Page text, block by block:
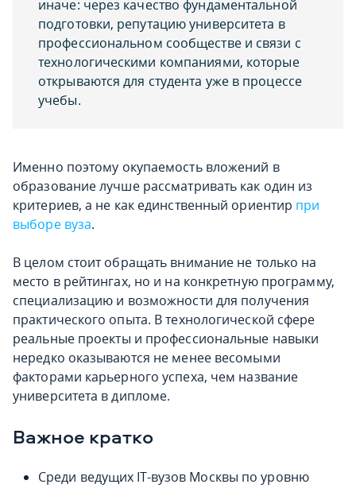
иначе: через качество фундаментальной
подготовки, репутацию университета в
профессиональном сообществе и связи с
технологическими компаниями, которые
открываются для студента уже в процессе
учебы.
Именно поэтому окупаемость вложений в
образование лучше рассматривать как один из
критериев, а не как единственный ориентир при
выборе вуза.
В целом стоит обращать внимание не только на
место в рейтингах, но и на конкретную программу,
специализацию и возможности для получения
практического опыта. В технологической сфере
реальные проекты и профессиональные навыки
нередко оказываются не менее весомыми
факторами карьерного успеха, чем название
университета в дипломе.
Важное кратко
Среди ведущих IT-вузов Москвы по уровню